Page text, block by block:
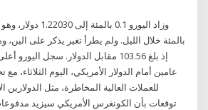
بالمئة خلال الليل. ولم يطرأ تغير يذكر على
إذ بلغ 103.56 مقابل الدولار. سجل
عامين أمام الدولار الأمريكي، اليوم
للعملات العالية المخاطرة، مثل
توقعات بأن الكونغرس الأمريكي سيزيد